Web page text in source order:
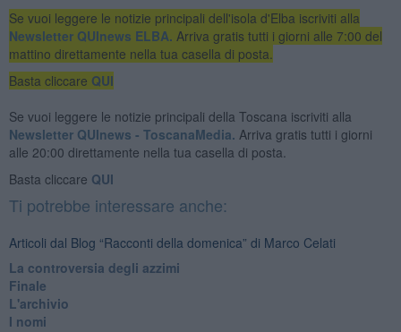
Se vuoi leggere le notizie principali dell'isola d'Elba iscriviti alla
Newsletter QUInews ELBA. Arriva gratis tutti i giorni alle 7:00 del
mattino direttamente nella tua casella di posta.
Basta cliccare QUI
Se vuoi leggere le notizie principali della Toscana iscriviti alla
Newsletter QUInews - ToscanaMedia. Arriva gratis tutti i giorni
alle 20:00 direttamente nella tua casella di posta.
Basta cliccare QUI
Ti potrebbe interessare anche:
Articoli dal Blog “Racconti della domenica” di Marco Celati
La controversia degli azzimi
Finale
L'archivio
I nomi